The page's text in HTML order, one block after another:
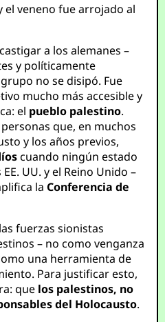
veneno fue arrojado al
a los alemanes –
y políticamente
no se disipó. Fue
mucho más accesible y
el pueblo palestino.
que, en muchos
y los años previos,
cuando ningún estado
UU. y el Reino Unido –
laConferencia de
fuerzas sionistas
– no como venganza
una herramienta de
Para justificar esto,
que los palestinos, no
del Holocausto.